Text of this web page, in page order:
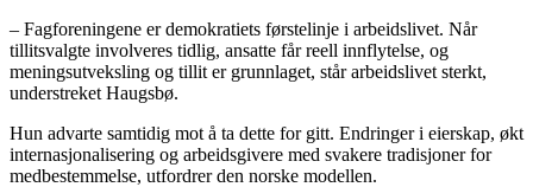
– Fagforeningene er demokratiets førstelinje i arbeidslivet. Når
tillitsvalgte involveres tidlig, ansatte får reell innflytelse, og
meningsutveksling og tillit er grunnlaget, står arbeidslivet sterkt,
understreket Haugsbø.
Hun advarte samtidig mot å ta dette for gitt. Endringer i eierskap, økt
internasjonalisering og arbeidsgivere med svakere tradisjoner for
medbestemmelse, utfordrer den norske modellen.